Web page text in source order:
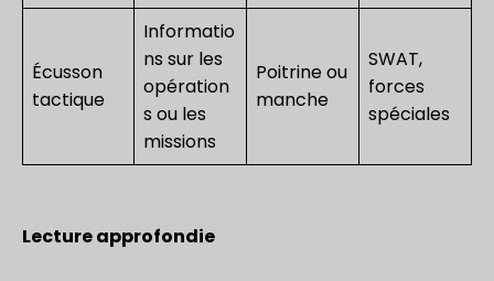
Écusson
tactique
Informatio
ns sur les
opération
s ou les
missions
Poitrine ou
manche
SWAT,
forces
spéciales
Lecture approfondie